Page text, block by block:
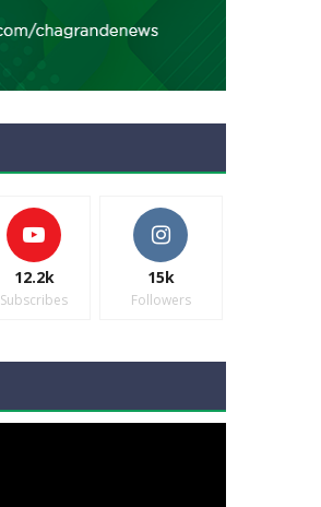
12.2k
Subscribes
15k
Followers